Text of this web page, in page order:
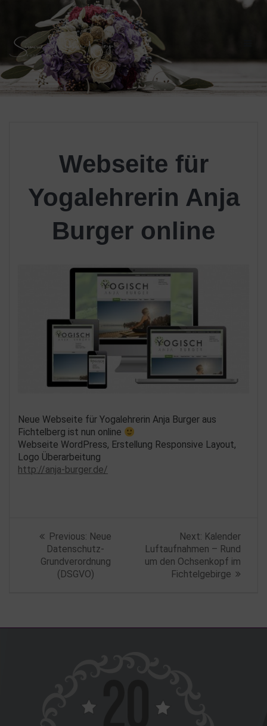
Skip
to
content
Webseite für
Yogalehrerin Anja
Burger online
Neue Webseite für Yogalehrerin Anja Burger aus
Fichtelberg ist nun online
Webseite WordPress, Erstellung Responsive Layout,
Logo Überarbeitung
http://anja-burger.de/
Beitragsnavigation
Previous: Previous
post:
Neue
Datenschutz-
Grundverordnung
(DSGVO)
Next: Next
post:
Kalender
Luftaufnahmen – Rund
um den Ochsenkopf im
Fichtelgebirge